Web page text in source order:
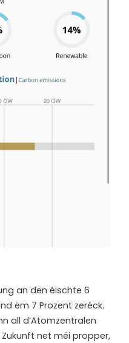
an den éischte 6
ëm 7 Prozent zeréck.
all d’Atomzentralen
net méi propper,